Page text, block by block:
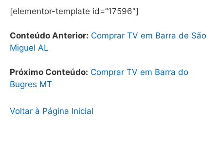
[elementor-template id=”17596″]
Conteúdo Anterior: Comprar TV em Barra de São
Miguel AL
Próximo Conteúdo: Comprar TV em Barra do
Bugres MT
Voltar à Página Inicial